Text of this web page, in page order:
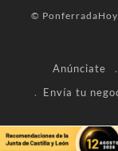
©
Anúnciate
Envía tu